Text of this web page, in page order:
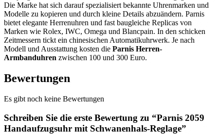
Die Marke hat sich darauf spezialisiert bekannte Uhrenmarken und
Modelle zu kopieren und durch kleine Details abzuändern. Parnis
bietet elegante Herrenuhren und fast baugleiche Replicas von
Marken wie Rolex, IWC, Omega und Blancpain. In den schicken
Zeitmessern tickt ein chinesischen Automatikuhrwerk. Je nach
Modell und Ausstattung kosten die Parnis Herren-
Armbanduhren zwischen 100 und 300 Euro.
Bewertungen
Es gibt noch keine Bewertungen
Schreiben Sie die erste Bewertung zu “Parnis 2059
Handaufzugsuhr mit Schwanenhals-Reglage”